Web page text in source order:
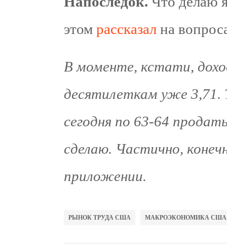
этом рассказал на
В моменте, кстати,
десятилеткам уже
сегодня по 63-64
сделаю. Частично,
приложении.
РЫНОК ТРУДА США МАКРОЭКОНОМИКА США